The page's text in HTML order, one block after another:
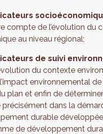
compte de l’évolution du
au niveau régional;
de suivi
du contexte
environnemental
plan et enfin de
précisément dans la
durable
de développement